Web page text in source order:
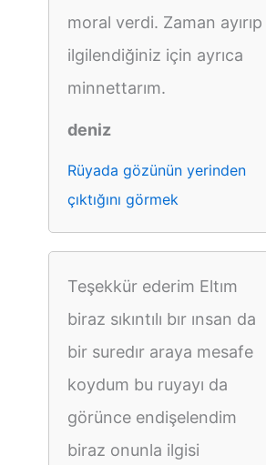
moral verdi. Zaman ayırıp
ilgilendiğiniz için ayrıca
minnettarım.
deniz
Rüyada gözünün yerinden
çıktığını görmek
Teşekkür ederim Eltım
biraz sıkıntılı bır ınsan da
bir suredır araya mesafe
koydum bu ruyayı da
görünce endişelendim
biraz onunla ilgisi